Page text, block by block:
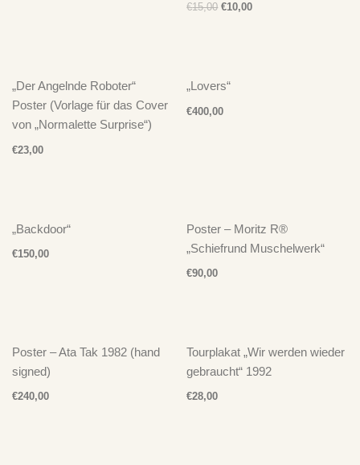
€15,00 €10,00
„Der Angelnde Roboter“
Poster (Vorlage für das Cover
von „Normalette Surprise“)
€23,00
„Lovers“
€400,00
„Backdoor“
€150,00
Poster – Moritz R®
„Schiefrund Muschelwerk“
€90,00
Poster – Ata Tak 1982 (hand
signed)
€240,00
Tourplakat „Wir werden wieder
gebraucht“ 1992
€28,00